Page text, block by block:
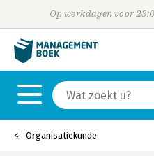
Op werkdagen voor
Organisatiekunde